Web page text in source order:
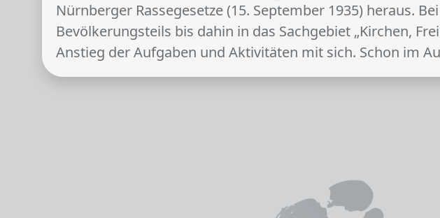
Nürnberger Rassegesetze (15. September 1935) heraus.
Bevölkerungsteils bis dahin in das Sachgebiet „Kirchen,
Anstieg der Aufgaben und Aktivitäten mit sich. Schon im